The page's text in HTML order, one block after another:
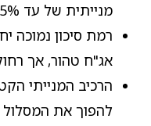
מנייתית של עד 15% בלבד.
רמת סיכון נמוכה
אג"ח טהור, אך
הרכיב המנייתי
להפוך את המסלול